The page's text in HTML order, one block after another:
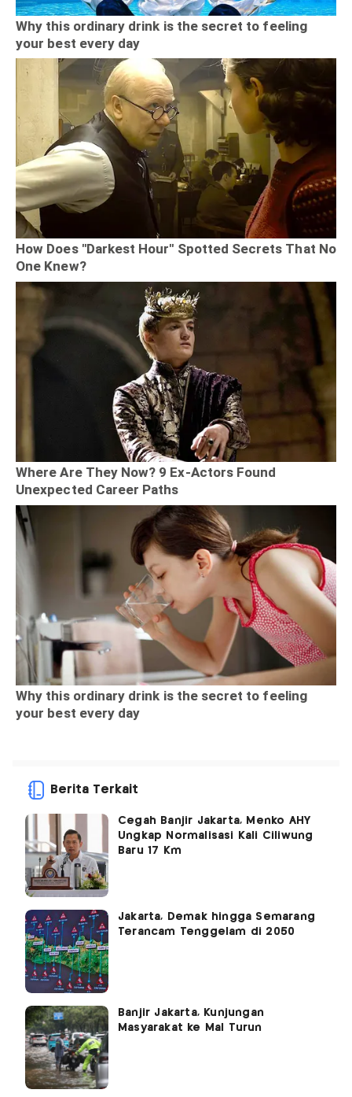
Berita Terkait
Cegah Banjir Jakarta, Menko AHY
Ungkap Normalisasi Kali Ciliwung
Baru 17 Km
Jakarta, Demak hingga Semarang
Terancam Tenggelam di 2050
Banjir Jakarta, Kunjungan
Masyarakat ke Mal Turun